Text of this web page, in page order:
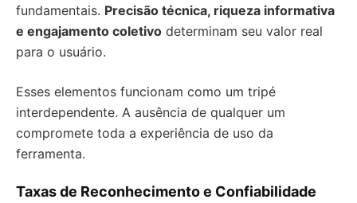
fundamentais. Precisão técnica, riqueza informativa
e engajamento coletivo determinam seu valor real
para o usuário.
Esses elementos funcionam como um tripé
interdependente. A ausência de qualquer um
compromete toda a experiência de uso da
ferramenta.
Taxas de Reconhecimento e Confiabilidade